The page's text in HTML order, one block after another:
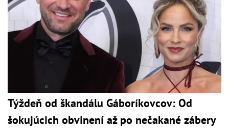
Týždeň od škandálu Gáboríkovcov: Od
šokujúcich obvinení až po nečakané zábery